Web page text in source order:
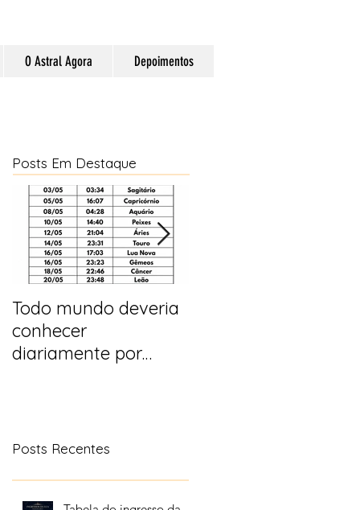
O Astral Agora Depoimentos
Posts Em Destaque
Todo mundo deveria
conhecer
diariamente por
Posts Recentes